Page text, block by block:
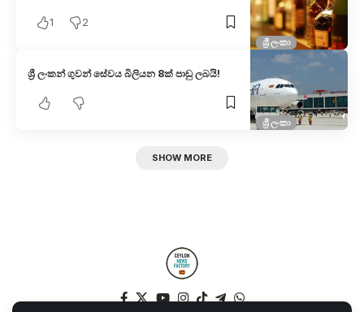
ශ්‍රී ලංකා
1 2
ශ්‍රී ලංකා
ශ්‍රී ලංකන් ගුවන් සේවය බිලියන 8ක් පාඩු ලබයි!
SHOW MORE